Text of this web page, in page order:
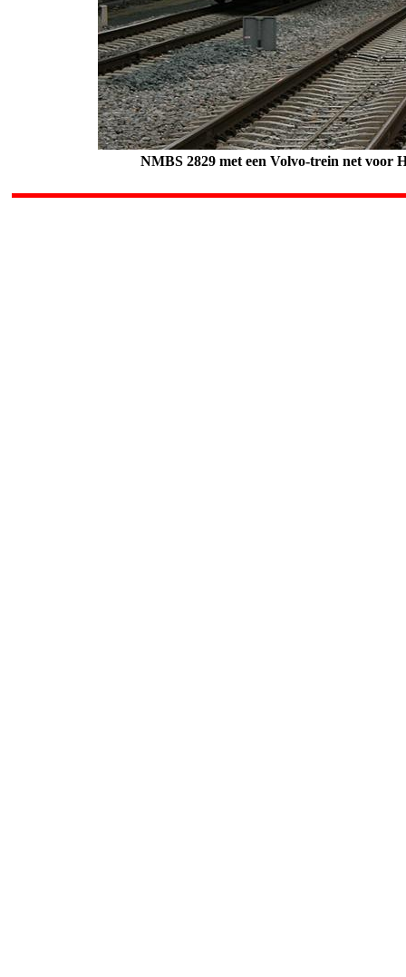
NMBS 2829 met een Volvo-trein net voor